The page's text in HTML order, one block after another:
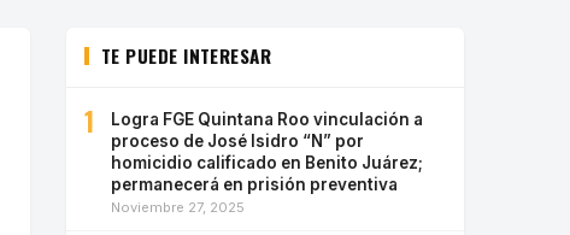
TE PUEDE INTERESAR
1
Logra FGE Quintana Roo vinculación a
proceso de José Isidro “N” por
homicidio calificado en Benito Juárez;
permanecerá en prisión preventiva
Noviembre 27, 2025